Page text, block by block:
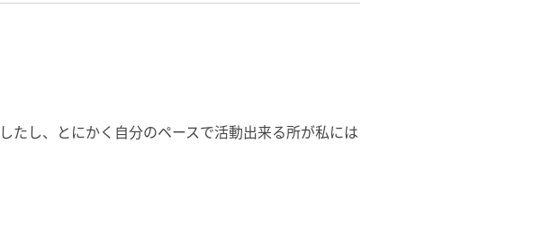
し、とにかく自分のペースで活動出来る所が私には